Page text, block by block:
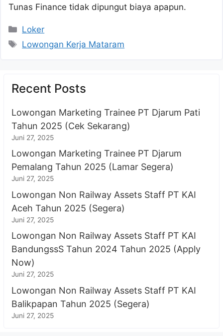
Tunas Finance tidak dipungut biaya apapun.
Kategori
Loker
Tag
Lowongan Kerja Mataram
Recent Posts
Lowongan Marketing Trainee PT Djarum Pati
Tahun 2025 (Cek Sekarang)
Juni 27, 2025
Lowongan Marketing Trainee PT Djarum
Pemalang Tahun 2025 (Lamar Segera)
Juni 27, 2025
Lowongan Non Railway Assets Staff PT KAI
Aceh Tahun 2025 (Segera)
Juni 27, 2025
Lowongan Non Railway Assets Staff PT KAI
BandungssS Tahun 2024 Tahun 2025 (Apply
Now)
Juni 27, 2025
Lowongan Non Railway Assets Staff PT KAI
Balikpapan Tahun 2025 (Segera)
Juni 27, 2025